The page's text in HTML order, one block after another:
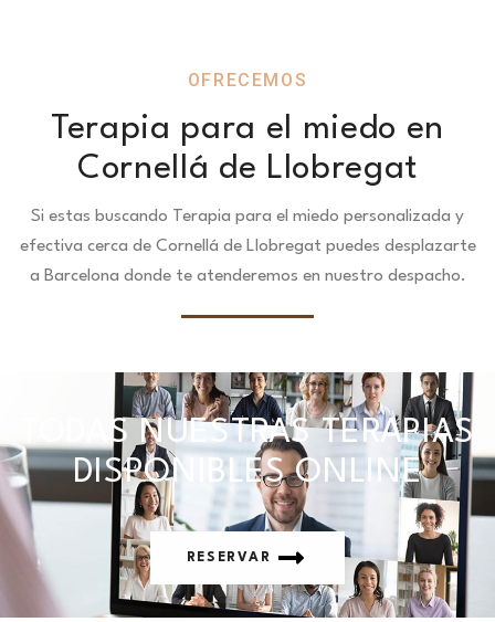
OFRECEMOS
Terapia para el miedo en
Cornellá de Llobregat
Si estas buscando Terapia para el miedo personalizada y
efectiva cerca de Cornellá de Llobregat puedes desplazarte
a Barcelona donde te atenderemos en nuestro despacho.
TODAS NUESTRAS TERAPIAS
DISPONIBLES ONLINE
RESERVAR